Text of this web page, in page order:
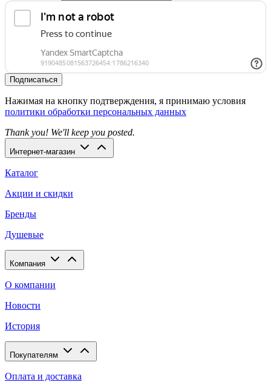
Подписаться
Нажимая на кнопку подтверждения, я принимаю условия
политики обработки персональных данных
Thank you! We'll keep you posted.
Интернет-магазин
Каталог
Акции и скидки
Бренды
Душевые
Компания
О компании
Новости
История
Покупателям
Оплата и доставка